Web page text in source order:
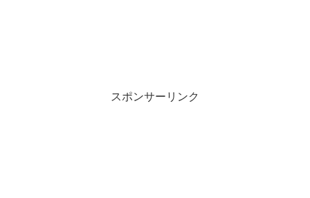
スポンサーリンク